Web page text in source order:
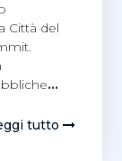
Città del
…
tutto